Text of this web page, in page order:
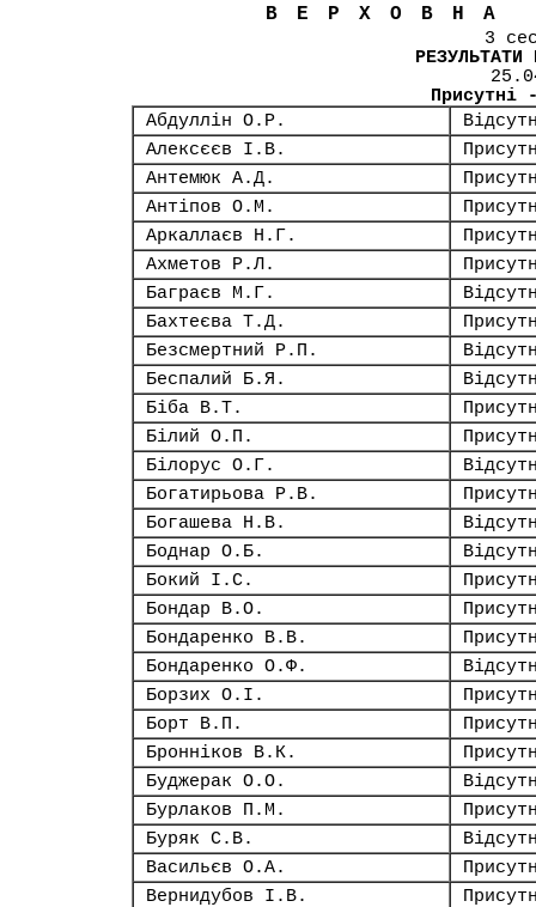
3
РЕЗУЛЬТАТИ
Абдуллін О.Р.
Алексєєв І.В.
Антемюк А.Д.
Антіпов О.М.
Аркаллаєв Н.Г.
Ахметов Р.Л.
Баграєв М.Г.
Бахтеєва Т.Д.
Безсмертний Р.П.
Беспалий Б.Я.
Біба В.Т.
Білий О.П.
Білорус О.Г.
Богатирьова Р.В.
Богашева Н.В.
Боднар О.Б.
Бокий І.С.
Бондар В.О.
Бондаренко В.В.
Бондаренко О.Ф.
Борзих О.І.
Борт В.П.
Бронніков В.К.
Буджерак О.О.
Бурлаков П.М.
Буряк С.В.
Васильєв О.А.
Вернидубов І.В.